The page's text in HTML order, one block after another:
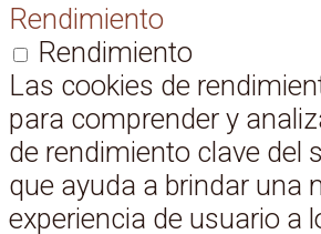
Rendimiento
Rendimiento
Las cookies de
para comprender y
de rendimiento clave del
que ayuda a brindar una
experiencia de usuario a